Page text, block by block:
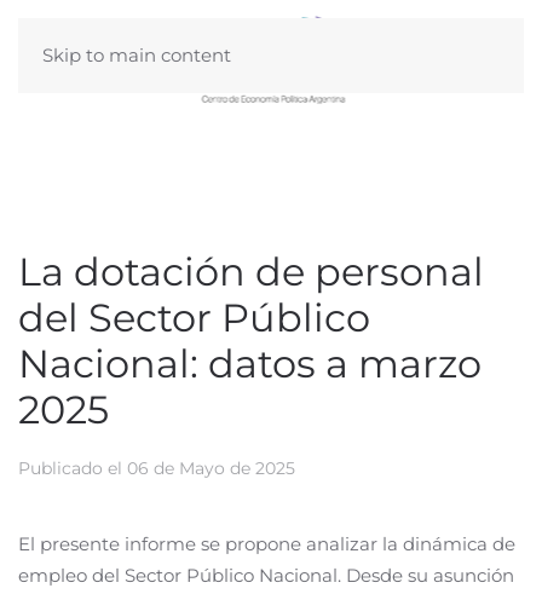
Skip to main content
La dotación de personal
del Sector Público
Nacional: datos a marzo
2025
Publicado el 06 de Mayo de 2025
El presente informe se propone analizar la dinámica de
empleo del Sector Público Nacional. Desde su asunción